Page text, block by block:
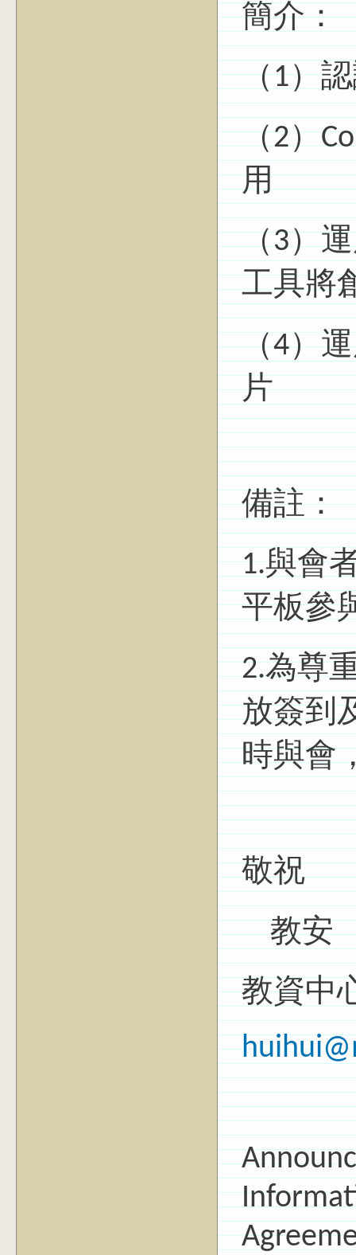
簡介：
（1）
（2）
用
（3）
工具將
（4）
片
備註：
1.與會
平板參
2.為尊
放簽到
時與會
敬祝
教安
教資中